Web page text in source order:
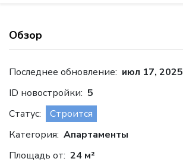
Обзор
Последнее обновление: июл 17, 2025
ID новостройки: 5
Статус:
Строится
Категория: Апартаменты
Площадь от: 24 м²